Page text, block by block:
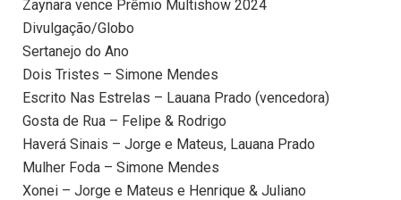
Zaynara vence Prêmio Multishow 2024
Divulgação/Globo
Sertanejo do Ano
Dois Tristes – Simone Mendes
Escrito Nas Estrelas – Lauana Prado (vencedora)
Gosta de Rua – Felipe & Rodrigo
Haverá Sinais – Jorge e Mateus, Lauana Prado
Mulher Foda – Simone Mendes
Xonei – Jorge e Mateus e Henrique & Juliano